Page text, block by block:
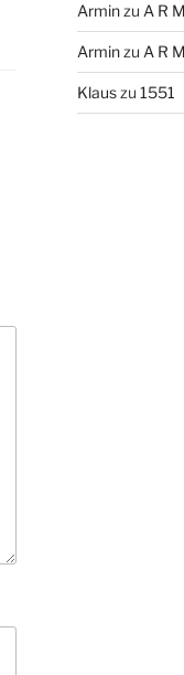
Arminzu A R
Arminzu A R
Klauszu 1551